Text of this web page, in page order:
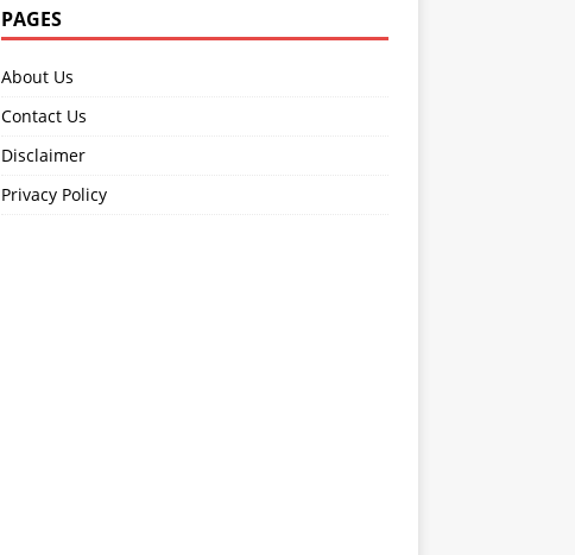
PAGES
About Us
Contact Us
Disclaimer
Privacy Policy